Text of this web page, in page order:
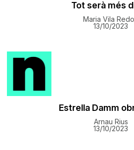
Tot serà més
Maria Vila
13/10/2023
Estrella Damm
Arnau Rius
13/10/2023